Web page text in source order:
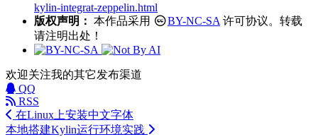
kylin-integrat-zeppelin.html
版权声明： 本作品采用 BY-NC-SA 许可协议。转载
请注明出处！
欢迎关注我的其它发布渠道
QQ
RSS
在Linux上安装中文字体
本地搭建Kylin运行环境实践